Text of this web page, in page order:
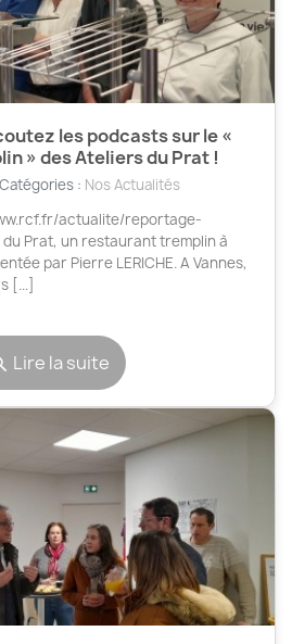
les podcasts sur le «
» des Ateliers du Prat !
: Nos Actualités
actualite/reportage-
Prat, un restaurant tremplin à
par Pierre LERICHE. A Vannes,
[...]
Lire la suite